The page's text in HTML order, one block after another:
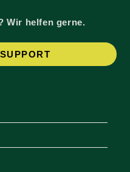
Wir helfen gerne.